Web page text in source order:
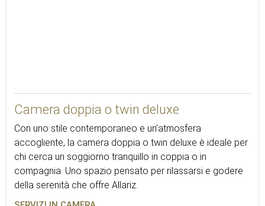
Camera doppia o twin deluxe
Con uno stile contemporaneo e un’atmosfera
accogliente, la camera doppia o twin deluxe è ideale per
chi cerca un soggiorno tranquillo in coppia o in
compagnia. Uno spazio pensato per rilassarsi e godere
della serenità che offre Allariz.